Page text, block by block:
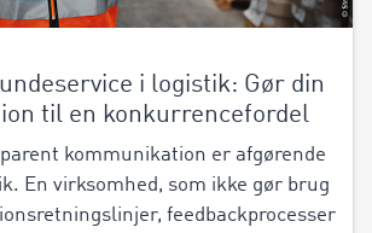
i logistik: Gør din
til en konkurrencefordel
kommunikation er afgørende
En virksomhed, som ikke gør brug
feedbackprocesser